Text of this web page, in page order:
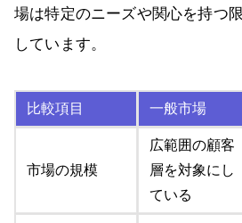
場は特定のニーズや関心を持つ
しています。
比較項目 一般市場
市場の規模
広範囲の顧客
層を対象にし
ている